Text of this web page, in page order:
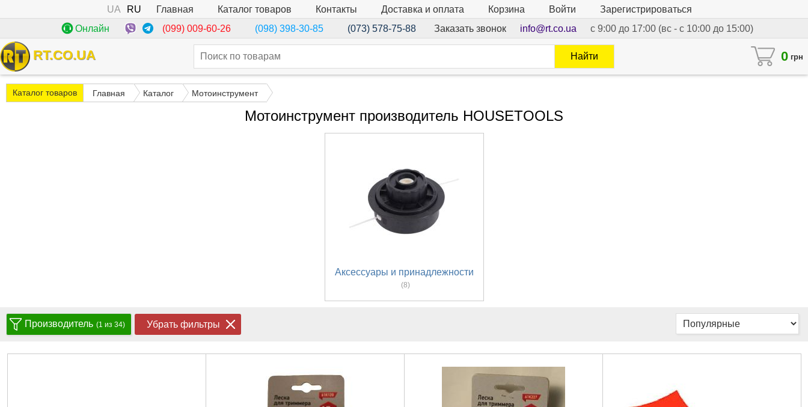
UA RU Главная Каталог товаров Контакты Доставка и оплата Корзина Войти
Зарегистрироваться
Онлайн
(099) 009-60-26 (098) 398-30-85 (073) 578-75-88 Заказать звонок info@rt.co.ua с 9:00 до 17:00 (вс - с 10:00 до 15:00)
RT.CO.UA 0 грн
Найти
Каталог товаров Главная Каталог Мотоинструмент
Мотоинструмент производитель HOUSETOOLS
Аксессуары и принадлежности
(8)
Производитель (1 из 34) Убрать фильтры